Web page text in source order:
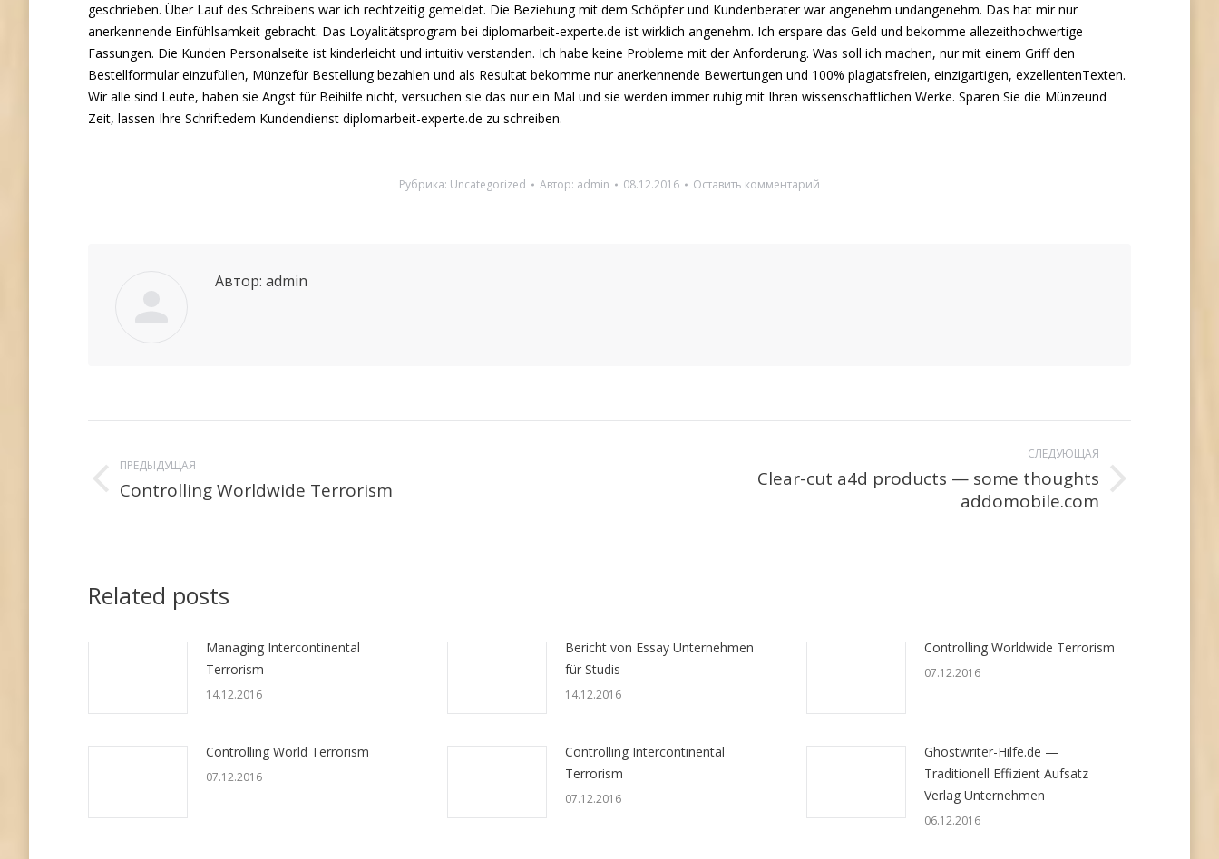
geschrieben. Über Lauf des Schreibens war ich rechtzeitig gemeldet. Die Beziehung mit dem Schöpfer und Kundenberater war angenehm undangenehm. Das hat mir nur
anerkennende Einfühlsamkeit gebracht. Das Loyalitätsprogram bei diplomarbeit-experte.de ist wirklich angenehm. Ich erspare das Geld und bekomme allezeithochwertige
Fassungen. Die Kunden Personalseite ist kinderleicht und intuitiv verstanden. Ich habe keine Probleme mit der Anforderung. Was soll ich machen, nur mit einem Griff den
Bestellformular einzufüllen, Münzefür Bestellung bezahlen und als Resultat bekomme nur anerkennende Bewertungen und 100% plagiatsfreien, einzigartigen, exzellentenTexten.
Wir alle sind Leute, haben sie Angst für Beihilfe nicht, versuchen sie das nur ein Mal und sie werden immer ruhig mit Ihren wissenschaftlichen Werke. Sparen Sie die Münzeund
Zeit, lassen Ihre Schriftedem Kundendienst diplomarbeit-experte.de zu schreiben.
Рубрика: Uncategorized Автор: admin 08.12.2016 Оставить комментарий
Автор: admin
поПРЕДЫДУЩАЯ
Предыдущая
Controlling Worldwide Terrorism
СЛЕДУЮЩАЯ
Clear-cut a4d products — some thoughts
addomobile.com
Related posts
Managing Intercontinental
Terrorism
14.12.2016
Bericht von Essay Unternehmen
für Studis
14.12.2016
Controlling Worldwide Terrorism
07.12.2016
Controlling World Terrorism
07.12.2016
Controlling Intercontinental
Terrorism
07.12.2016
Ghostwriter-Hilfe.de —
Traditionell Effizient Aufsatz
Verlag Unternehmen
06.12.2016